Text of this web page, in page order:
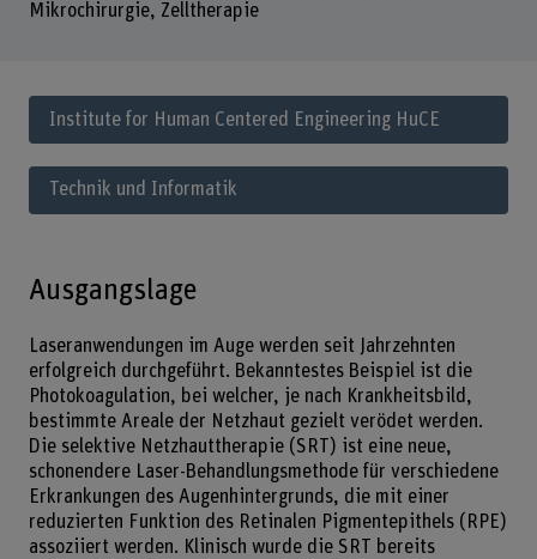
Mikrochirurgie, Zelltherapie
Institute for Human Centered Engineering HuCE
Technik und Informatik
Ausgangslage
Laseranwendungen im Auge werden seit Jahrzehnten
erfolgreich durchgeführt. Bekanntestes Beispiel ist die
Photokoagulation, bei welcher, je nach Krankheitsbild,
bestimmte Areale der Netzhaut gezielt verödet werden.
Die selektive Netzhauttherapie (SRT) ist eine neue,
schonendere Laser-Behandlungsmethode für verschiedene
Erkrankungen des Augenhintergrunds, die mit einer
reduzierten Funktion des Retinalen Pigmentepithels (RPE)
assoziiert werden. Klinisch wurde die SRT bereits